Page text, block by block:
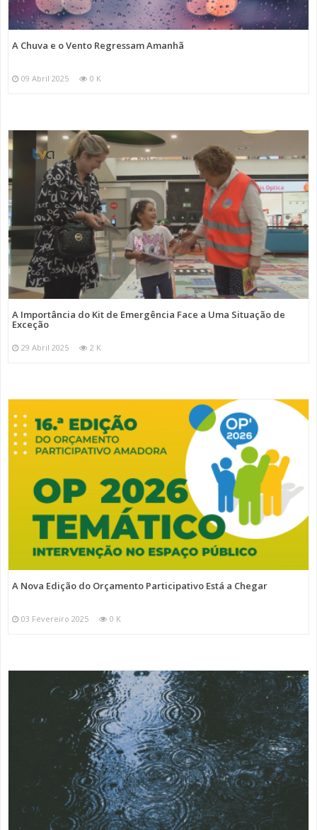
A Chuva e o Vento Regressam Amanhã
09 Abril 2025 0 K
A Importância do Kit de Emergência Face a Uma Situação de
Exceção
29 Abril 2025 2 K
A Nova Edição do Orçamento Participativo Está a Chegar
03 Fevereiro 2025 0 K